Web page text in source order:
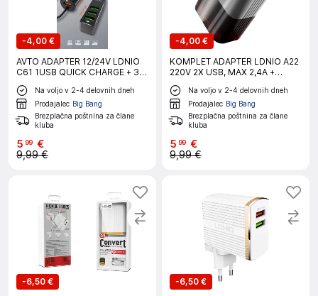
-4,00 €
AVTO ADAPTER 12/24V LDNIO
C61 1USB QUICK CHARGE + 3
USB 35W
Na voljo v 2-4 delovnih dneh
Prodajalec Big Bang
Brezplačna poštnina za člane
kluba
5 99 €
9,99 €
-4,00 €
KOMPLET ADAPTER LDNIO A22
220V 2X USB, MAX 2,4A +
LIGHTNING KABEL
Na voljo v 2-4 delovnih dneh
Prodajalec Big Bang
Brezplačna poštnina za člane
kluba
5 99 €
9,99 €
-6,50 €
-6,50 €